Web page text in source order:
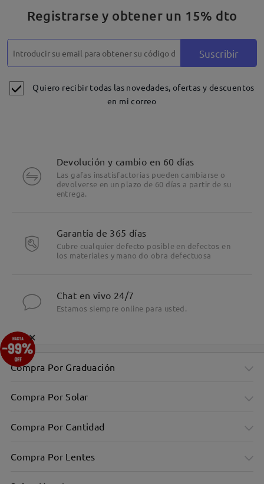
Registrarse y obtener un 15% dto
Suscribir
Quiero recibir todas las novedades, ofertas y descuentos
en mi correo
Devolución y cambio en 60 días
Las gafas insatisfactorias pueden cambiarse o
devolverse en un plazo de 60 días a partir de su
entrega.
Garantía de 365 días
Cubre cualquier defecto posible en defectos en
los materiales y mano do obra defectuosa
Chat en vivo 24/7
Estamos siempre online para usted.
Compra Por Graduación
Compra Por Solar
Compra Por Cantidad
Compra Por Lentes
×